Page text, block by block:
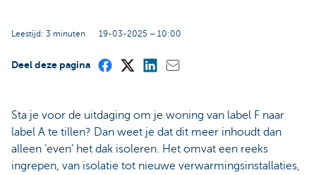
Leestijd: 3 minuten 19-03-2025 – 10:00
Deel deze pagina
Sta je voor de uitdaging om je woning van label F naar
label A te tillen? Dan weet je dat dit meer inhoudt dan
alleen ‘even’ het dak isoleren. Het omvat een reeks
ingrepen, van isolatie tot nieuwe verwarmingsinstallaties,